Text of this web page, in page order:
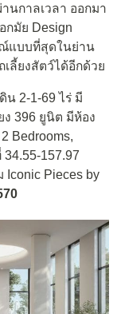
นกาลเวลา ออกมา
กมัย Design
ณ์แบบที่สุดในย่าน
ลี้ยงสัตว์ได้อีกด้วย
น 2-1-69 ไร่ มี
396 ยูนิต มีห้อง
Bedrooms,
157.97
Iconic Pieces by